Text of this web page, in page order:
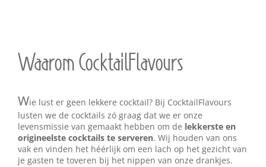
Waarom CocktailFlavours
Wie lust er geen lekkere cocktail? Bij CocktailFlavours
lusten we de cocktails zó graag dat we er onze
levensmissie van gemaakt hebben om de lekkerste en
origineelste cocktails te serveren. Wij houden van ons
vak en vinden het héérlijk om een lach op het gezicht van
je gasten te toveren bij het nippen van onze drankjes.